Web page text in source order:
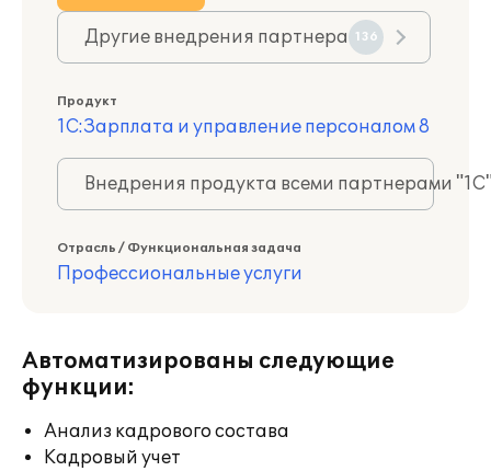
Другие внедрения партнера 136
Продукт
1С:Зарплата и управление персоналом 8
Внедрения продукта всеми партнерами
Отрасль / Функциональная задача
Профессиональные услуги
Автоматизированы следующие
функции:
Анализ кадрового состава
Кадровый учет